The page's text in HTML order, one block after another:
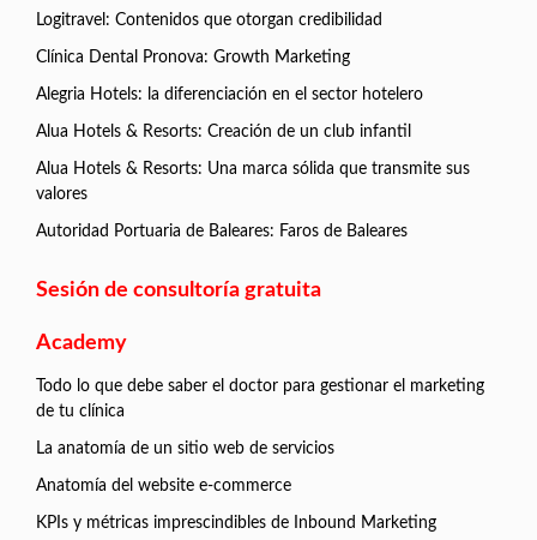
Logitravel: Contenidos que otorgan credibilidad
Clínica Dental Pronova: Growth Marketing
Alegria Hotels: la diferenciación en el sector hotelero
Alua Hotels & Resorts: Creación de un club infantil
Alua Hotels & Resorts: Una marca sólida que transmite sus
valores
Autoridad Portuaria de Baleares: Faros de Baleares
Sesión de consultoría gratuita
Academy
Todo lo que debe saber el doctor para gestionar el marketing
de tu clínica
La anatomía de un sitio web de servicios
Anatomía del website e-commerce
KPIs y métricas imprescindibles de Inbound Marketing